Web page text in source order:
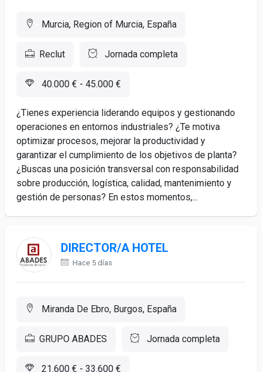
Murcia, Region of Murcia, España
Reclut Jornada completa
40.000 € - 45.000 €
¿Tienes experiencia liderando equipos y gestionando
operaciones en entornos industriales? ¿Te motiva
optimizar procesos, mejorar la productividad y
garantizar el cumplimiento de los objetivos de planta?
¿Buscas una posición transversal con responsabilidad
sobre producción, logística, calidad, mantenimiento y
gestión de personas? En estos momentos,...
DIRECTOR/A HOTEL
Hace 5 días
Miranda De Ebro, Burgos, España
GRUPO ABADES Jornada completa
21.600 € - 33.600 €